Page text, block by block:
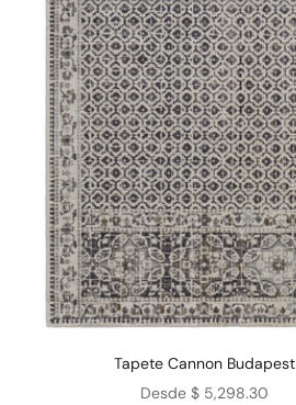
Tapete Cannon Budapest
Precio de oferta
Desde $ 5,298.30